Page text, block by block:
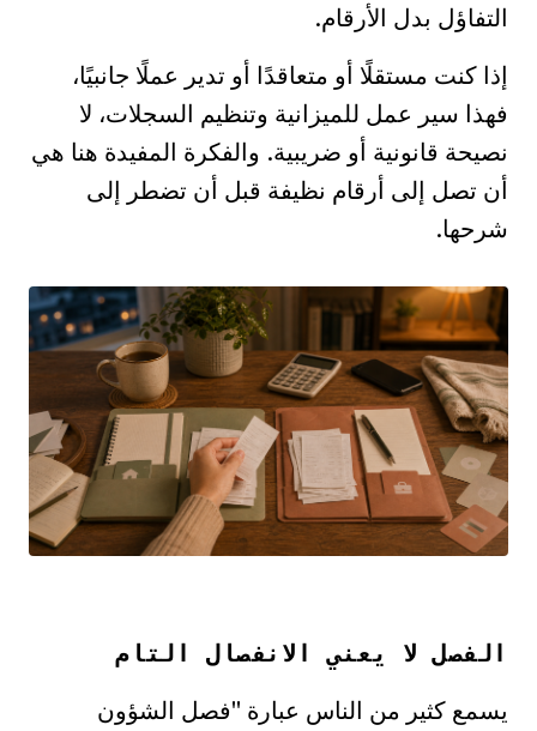
التفاؤل بدل الأرقام.
إذا كنت مستقلًا أو متعاقدًا أو تدير عملًا جانبيًا،
فهذا سير عمل للميزانية وتنظيم السجلات، لا
نصيحة قانونية أو ضريبية. والفكرة المفيدة هنا هي
أن تصل إلى أرقام نظيفة قبل أن تضطر إلى
شرحها.
الفصل لا يعني الانفصال التام
يسمع كثير من الناس عبارة "فصل الشؤون